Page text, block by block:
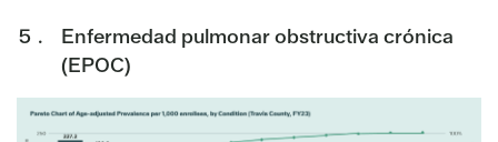
Enfermedad pulmonar obstructiva crónica
(EPOC)